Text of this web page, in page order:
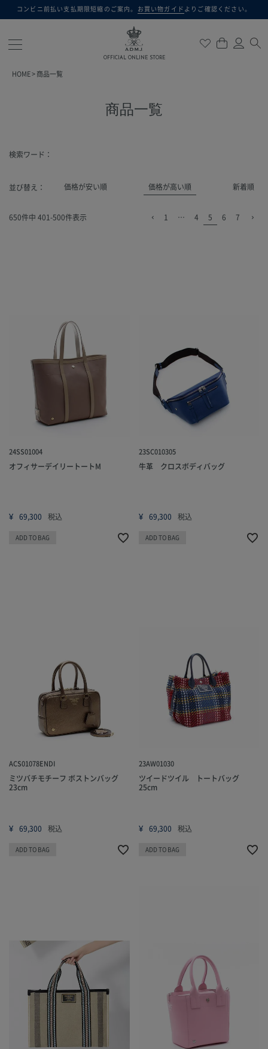
コンビニ前払い支払期限短縮のご案内。 お買い物ガイド よりご確認ください。
OFFICIAL ONLINE STORE
検索
HOME 商品一覧
商品一覧
検索ワード：
並び替え 価格が安い順 価格が高い順 新着順
650件中 401-500件表示 1 … 4 5 6 7
24SS01004
オフィサーデイリートートM
¥ 69,300 税込
ADD TO BAG
23SC010305
牛革 クロスボディバッグ
¥ 69,300 税込
ADD TO BAG
ACS01078ENDI
ミツバチモチーフ ボストンバッグ
23cm
¥ 69,300 税込
ADD TO BAG
23AW01030
ツイードツイル トートバッグ
25cm
¥ 69,300 税込
ADD TO BAG